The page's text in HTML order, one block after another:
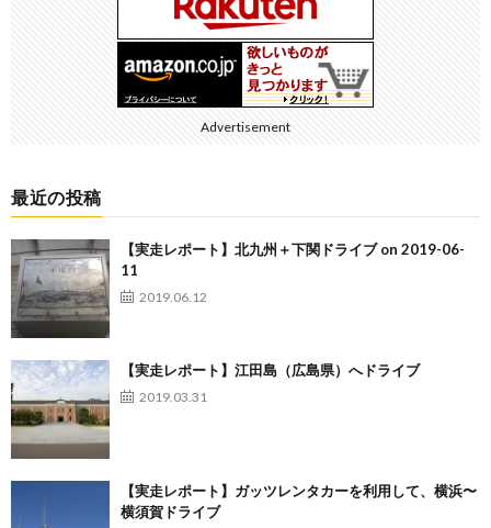
Advertisement
最近の投稿
【実走レポート】北九州＋下関ドライブ on 2019-06-
11
2019.06.12
【実走レポート】江田島（広島県）へドライブ
2019.03.31
【実走レポート】ガッツレンタカーを利用して、横浜〜
横須賀ドライブ